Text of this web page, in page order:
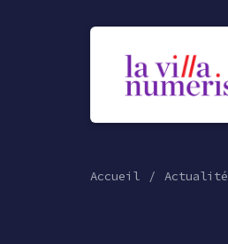
Accueil Actualité